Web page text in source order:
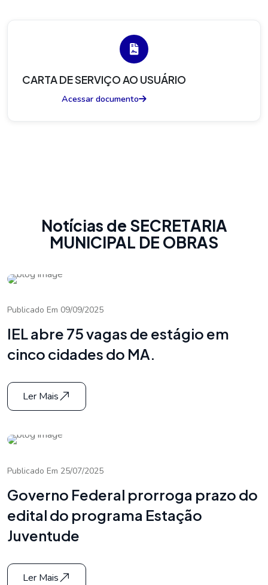
CARTA DE SERVIÇO AO USUÁRIO
Acessar documento
Notícias de SECRETARIA
MUNICIPAL DE OBRAS
Publicado Em 09/09/2025
IEL abre 75 vagas de estágio em
cinco cidades do MA.
Ler Mais
Publicado Em 25/07/2025
Governo Federal prorroga prazo do
edital do programa Estação
Juventude
Ler Mais